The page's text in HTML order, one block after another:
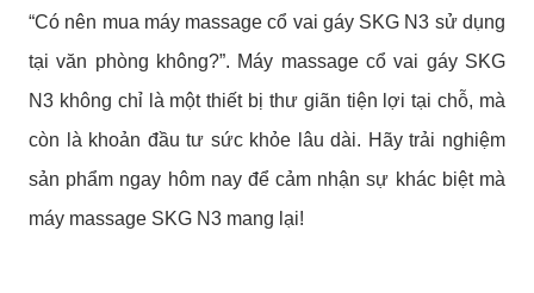
“Có nên mua máy massage cổ vai gáy SKG N3 sử dụng
tại văn phòng không?”. Máy massage cổ vai gáy SKG
N3 không chỉ là một thiết bị thư giãn tiện lợi tại chỗ, mà
còn là khoản đầu tư sức khỏe lâu dài. Hãy trải nghiệm
sản phẩm ngay hôm nay để cảm nhận sự khác biệt mà
máy massage SKG N3 mang lại!